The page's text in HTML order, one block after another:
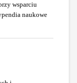
wsparciu
naukowe